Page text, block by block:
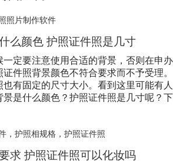
照片制作软件
么颜色 护照证件照是几寸
定要注意使用合适的背景，否则在申办
件照背景颜色不符合要求而不予受理。
有固定的尺寸大小。看到这里可能有人
是什么颜色？护照证件照是几寸呢？下
， 护照相规格， 护照证件照
求 护照证件照可以化妆吗